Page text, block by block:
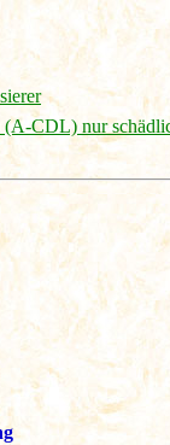
CDL) nur